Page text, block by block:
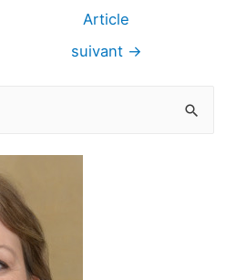
Article
suivant →